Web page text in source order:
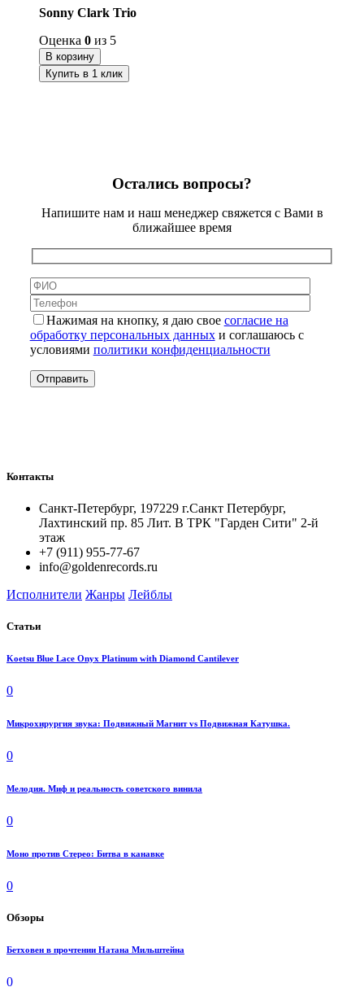
Sonny Clark Trio
Оценка 0 из 5
В корзину
Купить в 1 клик
Остались вопросы?
Напишите нам и наш менеджер свяжется с Вами в
ближайшее время
Нажимая на кнопку, я даю свое согласие на
обработку персональных данныхи соглашаюсь с
условиями политики конфиденциальности
Контакты
Санкт-Петербург, 197229 г.Санкт Петербург,
Лахтинский пр. 85 Лит. B ТРК "Гарден Сити" 2-й
этаж
+7 (911) 955-77-67
info@goldenrecords.ru
Исполнители Жанры Лейблы
Статьи
Koetsu Blue Lace Onyx Platinum with Diamond Cantilever
0
Микрохирургия звука: Подвижный Магнит vs Подвижная Катушка.
0
Мелодия. Миф и реальность советского винила
0
Моно против Стерео: Битва в канавке
0
Обзоры
Бетховен в прочтении Натана Мильштейна
0